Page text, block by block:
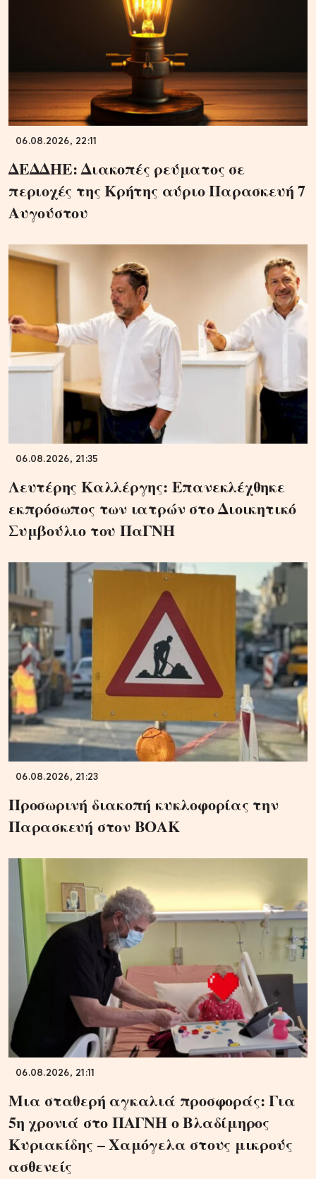
06.08.2026, 22:11
ΔΕΔΔΗΕ: Διακοπές ρεύματος σε
περιοχές της Κρήτης αύριο Παρασκευή 7
Αυγούστου
06.08.2026, 21:35
Λευτέρης Καλλέργης: Επανεκλέχθηκε
εκπρόσωπος των ιατρών στο Διοικητικό
Συμβούλιο του ΠαΓΝΗ
06.08.2026, 21:23
Προσωρινή διακοπή κυκλοφορίας την
Παρασκευή στον ΒΟΑΚ
06.08.2026, 21:11
Μια σταθερή αγκαλιά προσφοράς: Για
5η χρονιά στο ΠΑΓΝΗ ο Βλαδίμηρος
Κυριακίδης – Χαμόγελα στους μικρούς
ασθενείς